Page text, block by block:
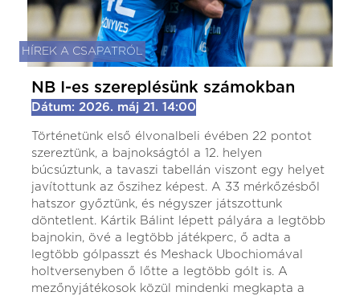
HÍREK A CSAPATRÓL
NB I-es szereplésünk számokban
Dátum: 2026. máj 21. 14:00
Történetünk első élvonalbeli évében 22 pontot
szereztünk, a bajnokságtól a 12. helyen
búcsúztunk, a tavaszi tabellán viszont egy helyet
javítottunk az őszihez képest. A 33 mérkőzésből
hatszor győztünk, és négyszer játszottunk
döntetlent. Kártik Bálint lépett pályára a legtöbb
bajnokin, övé a legtöbb játékperc, ő adta a
legtöbb gólpasszt és Meshack Ubochiomával
holtversenyben ő lőtte a legtöbb gólt is. A
mezőnyjátékosok közül mindenki megkapta a